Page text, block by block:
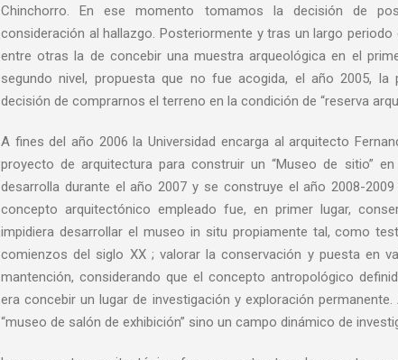
Chinchorro. En ese momento tomamos la decisión de
consideración al hallazgo. Posteriormente y tras un largo
entre otras la de concebir una muestra arqueológica en el
segundo nivel, propuesta que no fue acogida, el año 2005, la
decisión de comprarnos el terreno en la condición de “reserva
A fines del año 2006 la Universidad encarga al arquitecto
proyecto de arquitectura para construir un “Museo de sitio”
desarrolla durante el año 2007 y se construye el año 2008-
concepto arquitectónico empleado fue, en primer lugar,
impidiera desarrollar el museo in situ propiamente tal, como
comienzos del siglo XX ; valorar la conservación y puesta en
mantención, considerando que el concepto antropológico
era concebir un lugar de investigación y exploración
“museo de salón de exhibición” sino un campo dinámico de